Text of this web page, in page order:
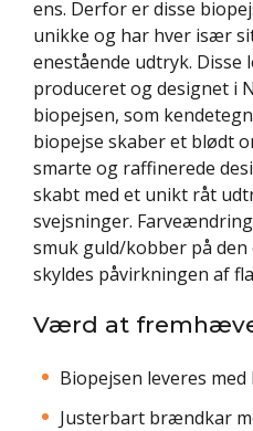
ens. Derfor er disse
unikke og har hver især
enestående udtryk.
produceret og designet i
biopejsen, som
biopejse skaber et blødt
smarte og raffinerede
skabt med et unikt råt
svejsninger.
smuk guld/kobber på den
skyldes påvirkningen af
Værd at
Biopejsen leveres
Justerbart brændkar